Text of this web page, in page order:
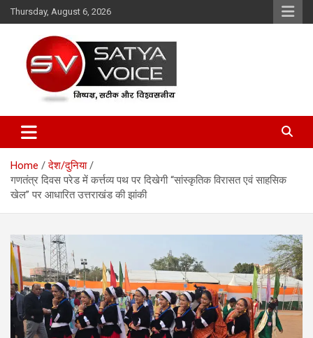
Skip
to
Thursday, August 6, 2026
Satya Voice
Home
देश/दुनिया
गणतंत्र दिवस परेड में कर्त्तव्य पथ पर दिखेगी “सांस्कृतिक विरासत एवं साहसिक
खेल” पर आधारित उत्तराखंड की झांकी